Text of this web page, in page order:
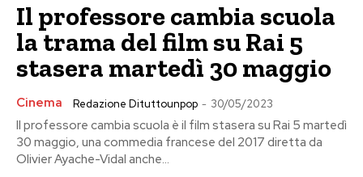
Il professore cambia scuola
la trama del film su Rai 5
stasera martedì 30 maggio
Cinema Redazione Dituttounpop - 30/05/2023
Il professore cambia scuola è il film stasera su Rai 5 martedì
30 maggio, una commedia francese del 2017 diretta da
Olivier Ayache-Vidal anche...